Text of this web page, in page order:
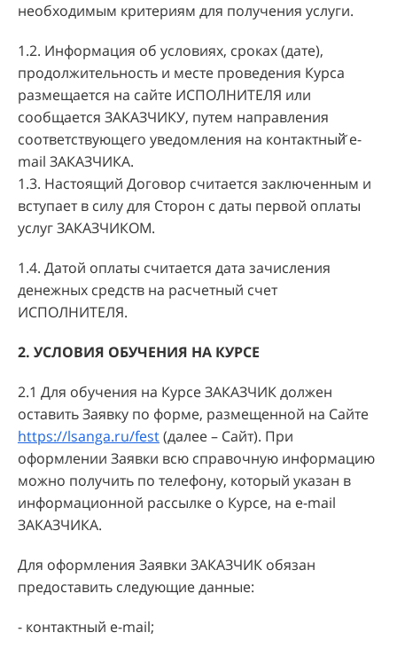
необходимым критериям для получения услуги.
1.2. Информация об условиях, сроках (дате),
продолжительность и месте проведения Курса
размещается на сайте ИСПОЛНИТЕЛЯ или
сообщается ЗАКАЗЧИКУ, путем направления
соответствующего уведомления на контактный̆ e-
mail ЗАКАЗЧИКА.
1.3. Настоящий Договор считается заключенным и
вступает в силу для Сторон с даты первой оплаты
услуг ЗАКАЗЧИКОМ.
1.4. Датой оплаты считается дата зачисления
денежных средств на расчетный счет
ИСПОЛНИТЕЛЯ.
2. УСЛОВИЯ ОБУЧЕНИЯ НА КУРСЕ
2.1 Для обучения на Курсе ЗАКАЗЧИК должен
оставить Заявку по форме, размещенной на Сайте
https://lsanga.ru/fest(далее – Сайт). При
оформлении Заявки всю справочную информацию
можно получить по телефону, который указан в
информационной рассылке о Курсе, на e-mail
ЗАКАЗЧИКА.
Для оформления Заявки ЗАКАЗЧИК обязан
предоставить следующие данные:
- контактный e-mail;